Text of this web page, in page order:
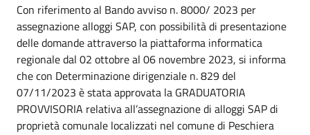
Con riferimento al Bando avviso n. 8000/ 2023 per
assegnazione alloggi SAP, con possibilità di presentazione
delle domande attraverso la piattaforma informatica
regionale dal 02 ottobre al 06 novembre 2023, si informa
che con Determinazione dirigenziale n. 829 del
07/11/2023 è stata approvata la GRADUATORIA
PROVVISORIA relativa all’assegnazione di alloggi SAP di
proprietà comunale localizzati nel comune di Peschiera